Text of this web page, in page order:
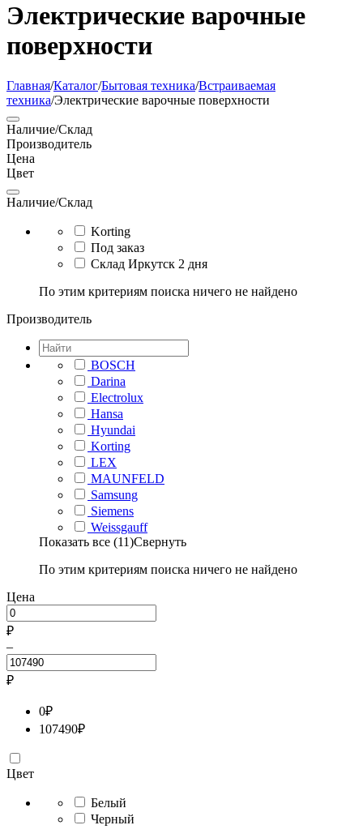
Электрические варочные
поверхности
Главная/Каталог/Бытовая техника/Встраиваемая
техника/Электрические варочные поверхности
Наличие/Склад
Производитель
Цена
Цвет
Наличие/Склад
Korting
Под заказ
Склад Иркутск 2 дня
По этим критериям поиска ничего не найдено
Производитель
BOSCH
Darina
Electrolux
Hansa
Hyundai
Korting
LEX
MAUNFELD
Samsung
Siemens
Weissgauff
Показать все (11)Свернуть
По этим критериям поиска ничего не найдено
Цена
₽
–
₽
0₽
107490₽
Цвет
Белый
Черный